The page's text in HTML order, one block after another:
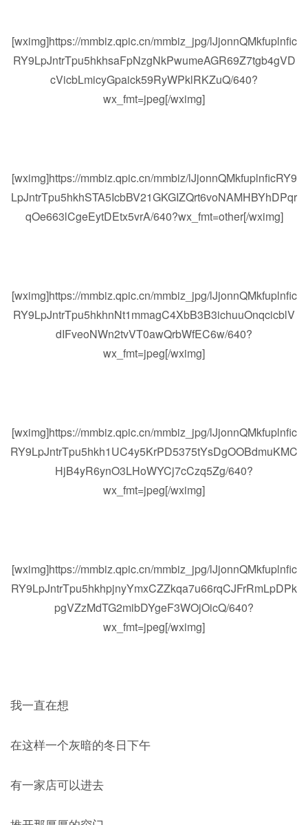
[wximg]https://mmbiz.qpic.cn/mmbiz_jpg/lJjonnQMkfuplnfic
RY9LpJntrTpu5hkhsaFpNzgNkPwumeAGR69Z7tgb4gVD
cVicbLmicyGpaick59RyWPklRKZuQ/640?
wx_fmt=jpeg[/wximg]
[wximg]https://mmbiz.qpic.cn/mmbiz/lJjonnQMkfuplnficRY9
LpJntrTpu5hkhSTA5IcbBV21GKGIZQrt6voNAMHBYhDPqr
qOe663lCgeEytDEtx5vrA/640?wx_fmt=other[/wximg]
[wximg]https://mmbiz.qpic.cn/mmbiz_jpg/lJjonnQMkfuplnfic
RY9LpJntrTpu5hkhnNt1mmagC4XbB3B3ichuuOnqcicblV
dIFveoNWn2tvVT0awQrbWfEC6w/640?
wx_fmt=jpeg[/wximg]
[wximg]https://mmbiz.qpic.cn/mmbiz_jpg/lJjonnQMkfuplnfic
RY9LpJntrTpu5hkh1UC4y5KrPD5375tYsDgOOBdmuKMC
HjB4yR6ynO3LHoWYCj7cCzq5Zg/640?
wx_fmt=jpeg[/wximg]
[wximg]https://mmbiz.qpic.cn/mmbiz_jpg/lJjonnQMkfuplnfic
RY9LpJntrTpu5hkhpjnyYmxCZZkqa7u66rqCJFrRmLpDPk
pgVZzMdTG2mibDYgeF3WOjOicQ/640?
wx_fmt=jpeg[/wximg]
我一直在想
在这样一个灰暗的冬日下午
有一家店可以进去